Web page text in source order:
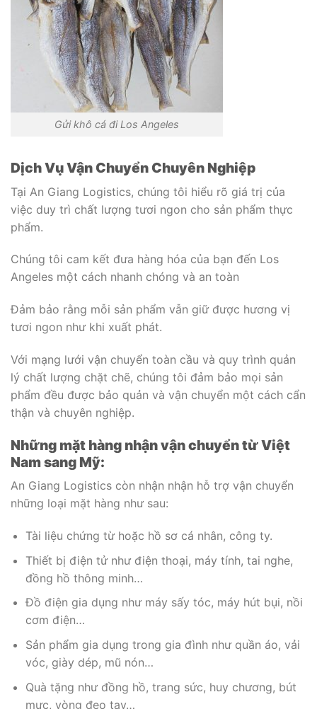
Gửi khô cá đi Los Angeles
Dịch Vụ Vận Chuyển Chuyên Nghiệp
Tại An Giang Logistics, chúng tôi hiểu rõ giá trị của
việc duy trì chất lượng tươi ngon cho sản phẩm thực
phẩm.
Chúng tôi cam kết đưa hàng hóa của bạn đến Los
Angeles một cách nhanh chóng và an toàn
Đảm bảo rằng mỗi sản phẩm vẫn giữ được hương vị
tươi ngon như khi xuất phát.
Với mạng lưới vận chuyển toàn cầu và quy trình quản
lý chất lượng chặt chẽ, chúng tôi đảm bảo mọi sản
phẩm đều được bảo quản và vận chuyển một cách cẩn
thận và chuyên nghiệp.
Những mặt hàng nhận vận chuyển từ Việt
Nam sang Mỹ:
An Giang Logistics còn nhận nhận hỗ trợ vận chuyển
những loại mặt hàng như sau:
Tài liệu chứng từ hoặc hồ sơ cá nhân, công ty.
Thiết bị điện tử như điện thoại, máy tính, tai nghe,
đồng hồ thông minh…
Đồ điện gia dụng như máy sấy tóc, máy hút bụi, nồi
cơm điện…
Sản phẩm gia dụng trong gia đình như quần áo, vải
vóc, giày dép, mũ nón…
Quà tặng như đồng hồ, trang sức, huy chương, bút
mực, vòng đeo tay…